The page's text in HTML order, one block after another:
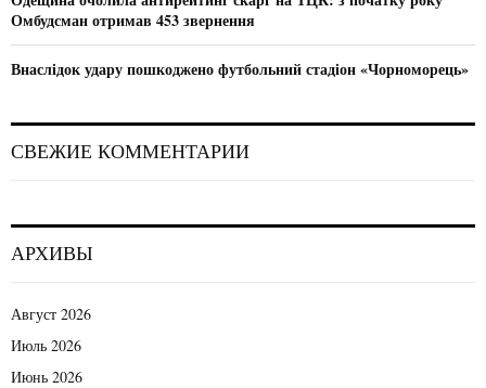
Омбудсман отримав 453 звернення
Внаслідок удару пошкоджено футбольний стадіон «Чорноморець»
СВЕЖИЕ КОММЕНТАРИИ
АРХИВЫ
Август 2026
Июль 2026
Июнь 2026